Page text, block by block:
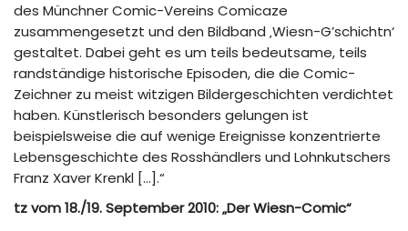
des Münchner Comic-Vereins Comicaze
zusammengesetzt und den Bildband ‚Wiesn-G’schichtn‘
gestaltet. Dabei geht es um teils bedeutsame, teils
randständige historische Episoden, die die Comic-
Zeichner zu meist witzigen Bildergeschichten verdichtet
haben. Künstlerisch besonders gelungen ist
beispielsweise die auf wenige Ereignisse konzentrierte
Lebensgeschichte des Rosshändlers und Lohnkutschers
Franz Xaver Krenkl […].“
tz vom 18./19. September 2010: „Der Wiesn-Comic“